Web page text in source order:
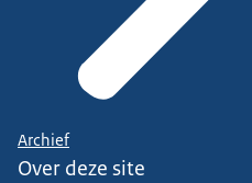
Archief
Over deze site